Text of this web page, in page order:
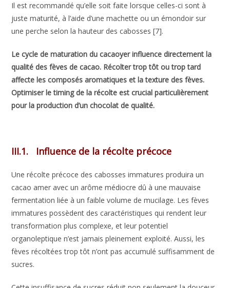
Il est recommandé qu’elle soit faite lorsque celles-ci sont à
juste maturité, à l’aide d’une machette ou un émondoir sur
une perche selon la hauteur des cabosses [7].
Le cycle de maturation du cacaoyer influence directement la
qualité des fèves de cacao. Récolter trop tôt ou trop tard
affecte les composés aromatiques et la texture des fèves.
Optimiser le timing de la récolte est crucial particulièrement
pour la production d’un chocolat de qualité.
III.1. Influence de la récolte précoce
Une récolte précoce des cabosses immatures produira un
cacao amer avec un arôme médiocre dû à une mauvaise
fermentation liée à un faible volume de mucilage. Les fèves
immatures possèdent des caractéristiques qui rendent leur
transformation plus complexe, et leur potentiel
organoleptique n’est jamais pleinement exploité. Aussi, les
fèves récoltées trop tôt n’ont pas accumulé suffisamment de
sucres.